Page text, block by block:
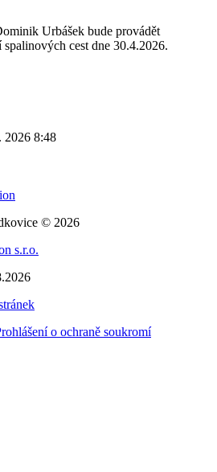
Urbášek bude provádět
cest dne 30.4.2026.
2026 8:48
© 2026
s.r.o.
o ochraně soukromí